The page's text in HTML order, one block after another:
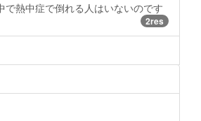
で熱中症で倒れる人はいないのです
2res